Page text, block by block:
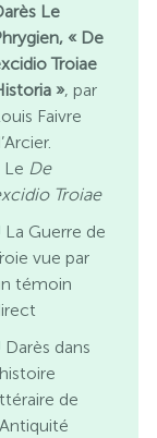
Le
« De
Troiae
», par
Faivre
Le De
Troiae
La Guerre de
vue par
témoin
Darès dans
de